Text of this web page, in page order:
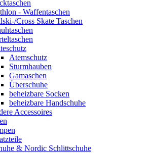
- Waffentaschen
Cross Skate Taschen
Atemschutz
Sturmhauben
Gamaschen
Überschuhe
beheizbare Socken
beheizbare Handschuhe
Accessoires
& Nordic Schlittschuhe